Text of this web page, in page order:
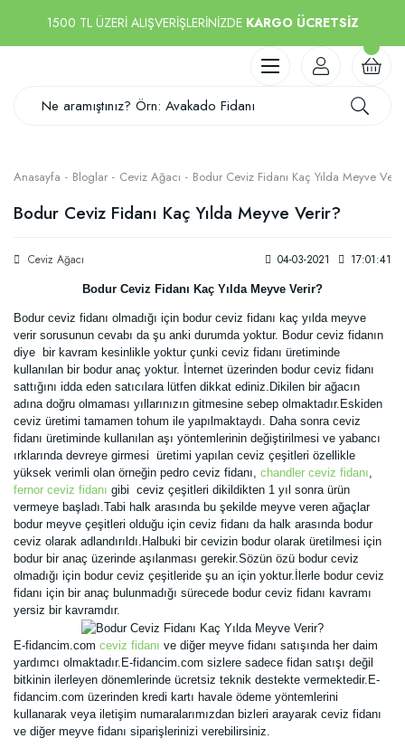
1500 TL ÜZERİ ALIŞVERİŞLERİNİZDE KARGO ÜCRETSİZ
Anasayfa Bloglar Ceviz Ağacı Bodur Ceviz Fidanı Kaç Yılda Meyve
Bodur Ceviz Fidanı Kaç Yılda Meyve Verir?
Ceviz Ağacı 04-03-2021 17:01:41
Bodur Ceviz Fidanı Kaç Yılda Meyve Verir?
Bodur ceviz fidanı olmadığı için bodur ceviz fidanı kaç yılda meyve
verir sorusunun cevabı da şu anki durumda yoktur. Bodur ceviz fidanın
diye bir kavram kesinlikle yoktur çunki ceviz fidanı üretiminde
kullanılan bir bodur anaç yoktur. İnternet üzerinden bodur ceviz fidanı
sattığını idda eden satıcılara lütfen dikkat ediniz.Dikilen bir ağacın
adına doğru olmaması yıllarınızın gitmesine sebep olmaktadır.Eskiden
ceviz üretimi tamamen tohum ile yapılmaktaydı. Daha sonra ceviz
fidanı üretiminde kullanılan aşı yöntemlerinin değiştirilmesi ve yabancı
ırklarında devreye girmesi üretimi yapılan ceviz çeşitleri özellikle
yüksek verimli olan örneğin pedro ceviz fidanı, chandler ceviz fidanı,
fernor ceviz fidanı gibi ceviz çeşitleri dikildikten 1 yıl sonra ürün
vermeye başladı.Tabi halk arasında bu şekilde meyve veren ağaçlar
bodur meyve çeşitleri olduğu için ceviz fidanı da halk arasında bodur
ceviz olarak adlandırıldı.Halbuki bir cevizin bodur olarak üretilmesi için
bodur bir anaç üzerinde aşılanması gerekir.Sözün özü bodur ceviz
olmadığı için bodur ceviz çeşitleride şu an için yoktur.İlerle bodur ceviz
fidanı için bir anaç bulunmadığı sürecede bodur ceviz fidanı kavramı
yersiz bir kavramdır.
E-fidancim.com ceviz fidanı ve diğer meyve fidanı satışında her daim
yardımcı olmaktadır.E-fidancim.com sizlere sadece fidan satışı değil
bitkinin ilerleyen dönemlerinde ücretsiz teknik destekte vermektedir.E-
fidancim.com üzerinden kredi kartı havale ödeme yöntemlerini
kullanarak veya iletişim numaralarımızdan bizleri arayarak ceviz fidanı
ve diğer meyve fidanı siparişlerinizi verebilirsiniz.